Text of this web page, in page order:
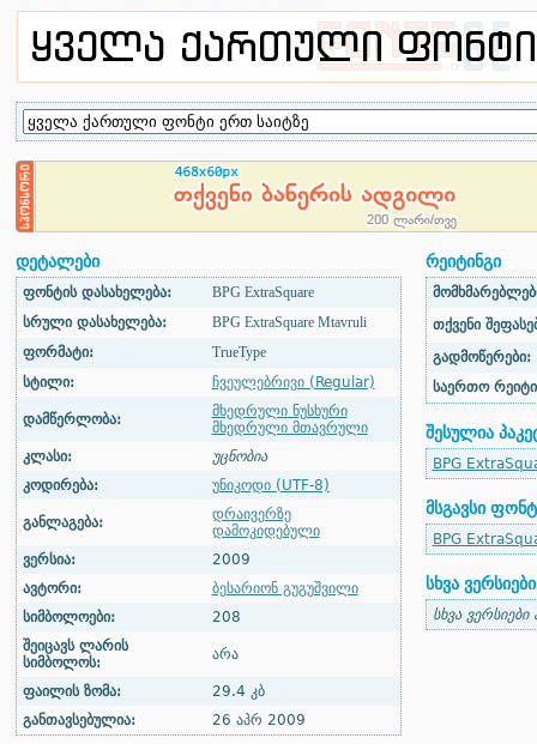
დეტალები
ფონტის დასახელება:
BPG ExtraSquare
სრული დასახელება:
BPG ExtraSquare Mtavruli
ფორმატი:
TrueType
სტილი:
ჩვეულებრივი (Regular)
დამწერლობა:
მხედრული ნუსხური
მხედრული მთავრული
კლასი:
უცნობია
კოდირება:
უნიკოდი (UTF-8)
განლაგება:
დრაივერზე
დამოკიდებული
ვერსია:
2009
ავტორი:
ბესარიონ გუგუშვილი
სიმბოლოები:
208
შეიცავს ლარის
სიმბოლოს:
არა
ფაილის ზომა:
29.4 კბ
განთავსებულია:
26 აპრ 2009
რეიტინგი
თქვენი
გადმოწერები:
საერთო
შესულია
BPG
მსგავსი
BPG
სხვა ვერსიები
სხვა